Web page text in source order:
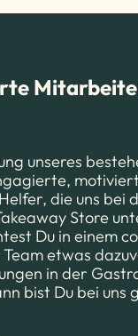
unseres
die uns bei
Store
Du in einem
etwas
in der
bist Du bei uns